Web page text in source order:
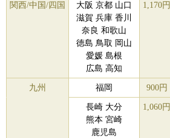
関西/中国/四国
九州
大阪 京都 山口
滋賀 兵庫 香川
奈良 和歌山
徳島 鳥取 岡山
愛媛 島根
広島 高知
福岡
長崎 大分
熊本 宮崎
鹿児島
1,170円
900円
1,060円